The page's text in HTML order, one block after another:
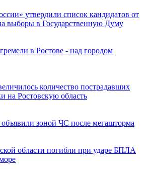
утвердили список кандидатов от
выборы в Государственную Думу
в Ростове - над городом
количество пострадавших
на Ростовскую область
зоной ЧС после мегашторма
области погибли при ударе БПЛА